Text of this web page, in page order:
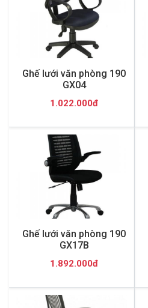
Ghế lưới văn phòng 190
GX04
1.022.000đ
Ghế lưới văn phòng 190
GX17B
1.892.000đ